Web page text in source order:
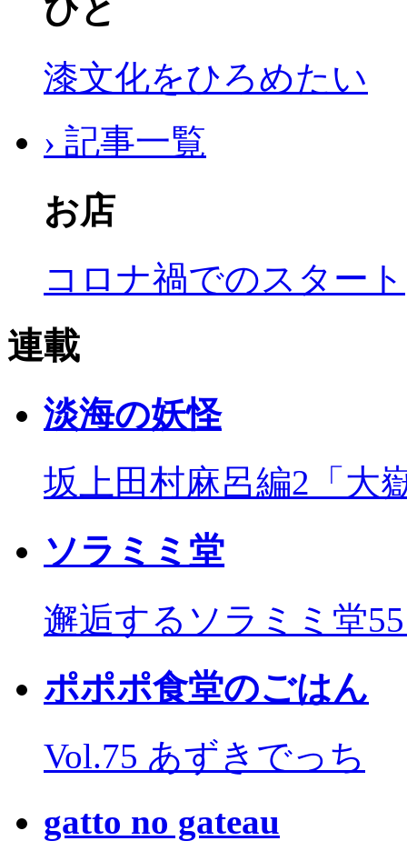
ひと
漆文化をひろめたい
› 記事一覧
お店
コロナ禍でのスタート
連載
淡海の妖怪
坂上田村麻呂編2「大
ソラミミ堂
邂逅するソラミミ堂
ポポポ食堂のごはん
Vol.75 あずきでっち
gatto no gateau